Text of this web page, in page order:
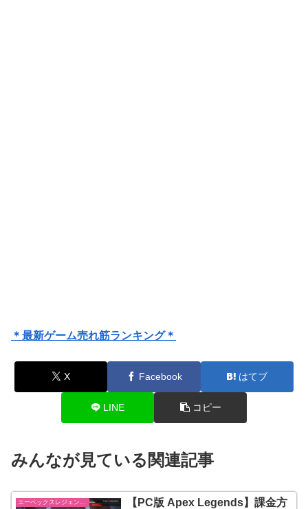
＊最新ゲーム売れ筋ランキング＊
X Facebook はてブ
LINE コピー
みんなが見ている関連記事
【PC版 Apex Legends】課金方